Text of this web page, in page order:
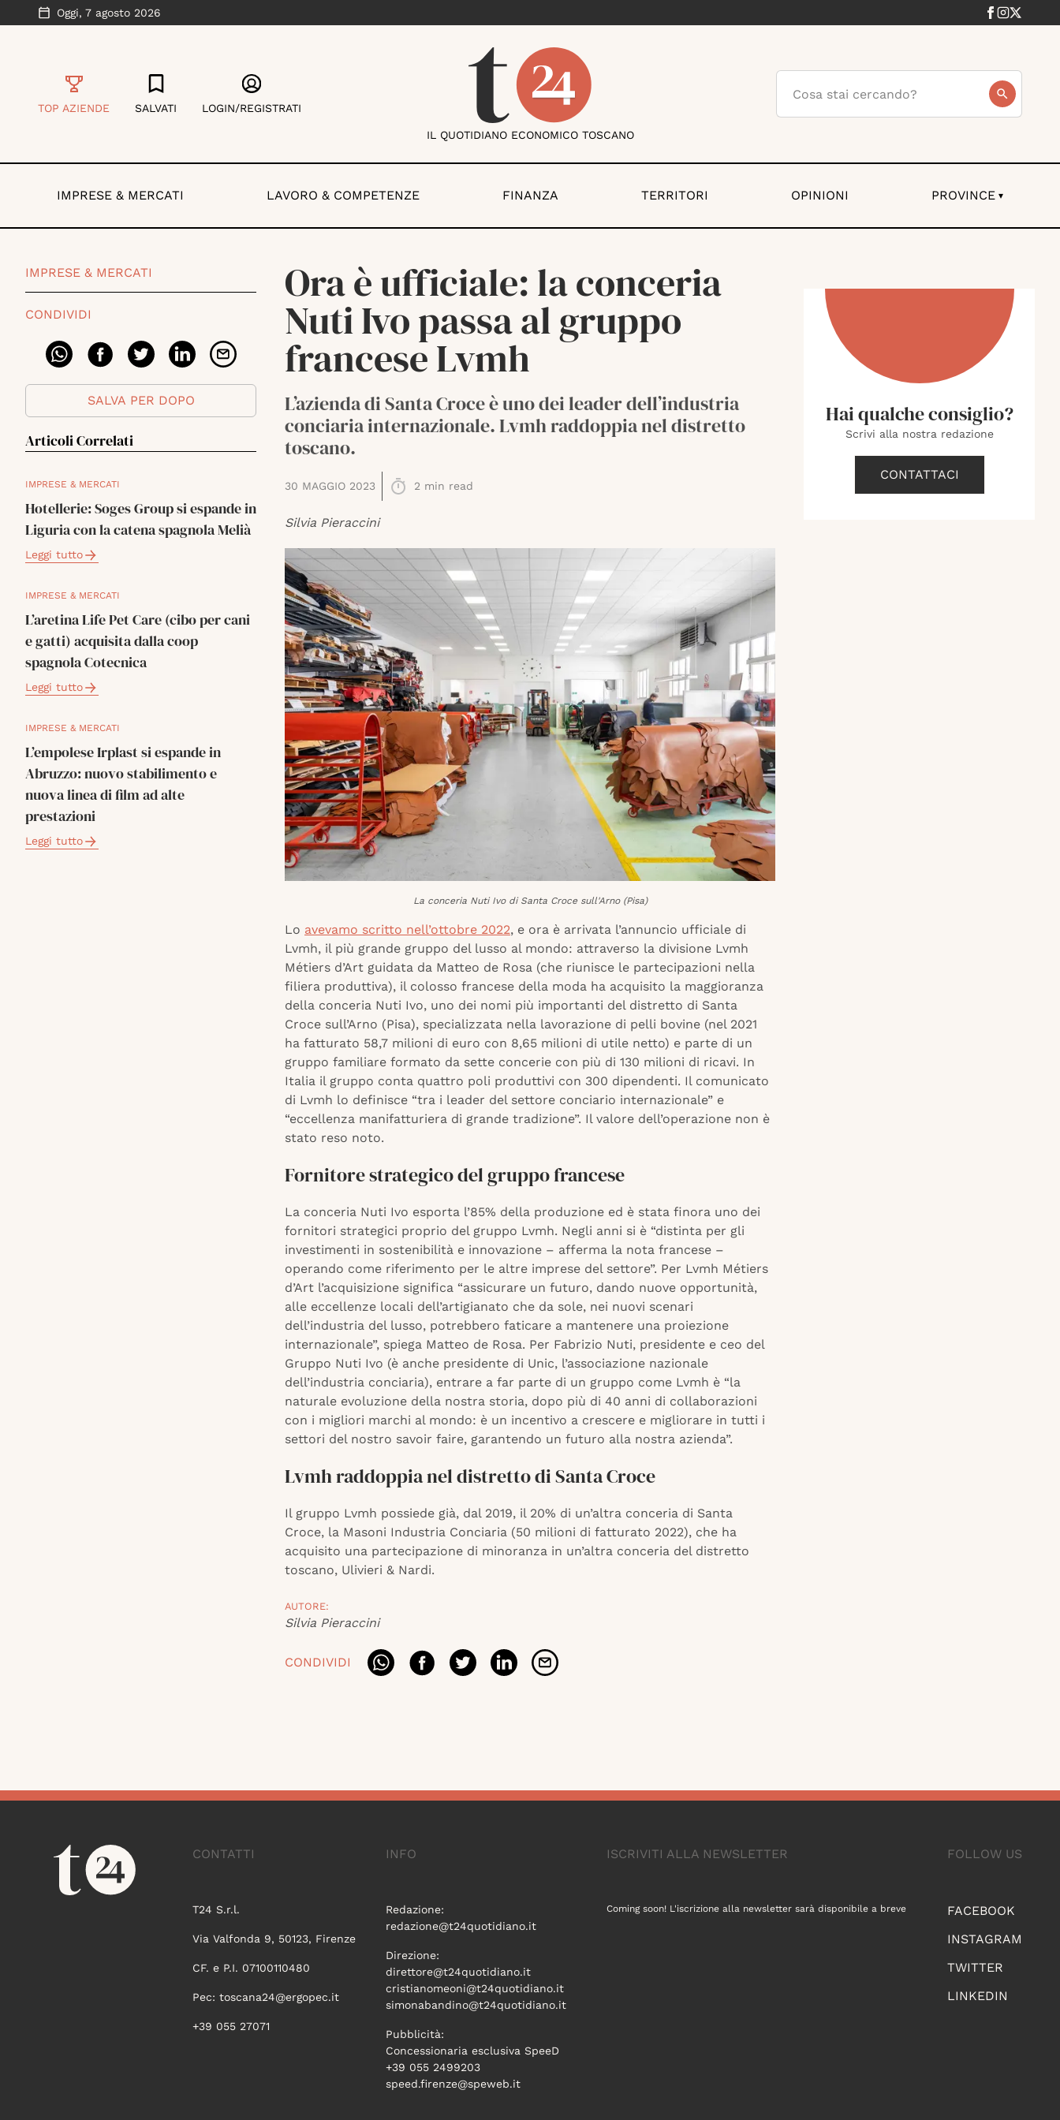
Oggi, 7 agosto 2026
TOP AZIENDE SALVATI LOGIN/REGISTRATI
IL QUOTIDIANO ECONOMICO TOSCANO
IMPRESE & MERCATI LAVORO & COMPETENZE FINANZA TERRITORI OPINIONI PROVINCE ▾
IMPRESE & MERCATI
CONDIVIDI
SALVA PER DOPO
Articoli Correlati
IMPRESE & MERCATI
Hotellerie: Soges Group si espande in
Liguria con la catena spagnola Melià
Leggi tutto
IMPRESE & MERCATI
L’aretina Life Pet Care (cibo per cani
e gatti) acquisita dalla coop
spagnola Cotecnica
Leggi tutto
IMPRESE & MERCATI
L’empolese Irplast si espande in
Abruzzo: nuovo stabilimento e
nuova linea di film ad alte
prestazioni
Leggi tutto
Ora è ufficiale: la conceria
Nuti Ivo passa al gruppo
francese Lvmh
L’azienda di Santa Croce è uno dei leader dell’industria
conciaria internazionale. Lvmh raddoppia nel distretto
toscano.
30 MAGGIO 2023 2 min read
Silvia Pieraccini
La conceria Nuti Ivo di Santa Croce sull'Arno (Pisa)
Lo avevamo scritto nell’ottobre 2022, e ora è arrivata l’annuncio ufficiale di
Lvmh, il più grande gruppo del lusso al mondo: attraverso la divisione Lvmh
Métiers d’Art guidata da Matteo de Rosa (che riunisce le partecipazioni nella
filiera produttiva), il colosso francese della moda ha acquisito la maggioranza
della conceria Nuti Ivo, uno dei nomi più importanti del distretto di Santa
Croce sull’Arno (Pisa), specializzata nella lavorazione di pelli bovine (nel 2021
ha fatturato 58,7 milioni di euro con 8,65 milioni di utile netto) e parte di un
gruppo familiare formato da sette concerie con più di 130 milioni di ricavi. In
Italia il gruppo conta quattro poli produttivi con 300 dipendenti. Il comunicato
di Lvmh lo definisce “tra i leader del settore conciario internazionale” e
“eccellenza manifatturiera di grande tradizione”. Il valore dell’operazione non è
stato reso noto.
Fornitore strategico del gruppo francese
La conceria Nuti Ivo esporta l’85% della produzione ed è stata finora uno dei
fornitori strategici proprio del gruppo Lvmh. Negli anni si è “distinta per gli
investimenti in sostenibilità e innovazione – afferma la nota francese –
operando come riferimento per le altre imprese del settore”. Per Lvmh Métiers
d’Art l’acquisizione significa “assicurare un futuro, dando nuove opportunità,
alle eccellenze locali dell’artigianato che da sole, nei nuovi scenari
dell’industria del lusso, potrebbero faticare a mantenere una proiezione
internazionale”, spiega Matteo de Rosa. Per Fabrizio Nuti, presidente e ceo del
Gruppo Nuti Ivo (è anche presidente di Unic, l’associazione nazionale
dell’industria conciaria), entrare a far parte di un gruppo come Lvmh è “la
naturale evoluzione della nostra storia, dopo più di 40 anni di collaborazioni
con i migliori marchi al mondo: è un incentivo a crescere e migliorare in tutti i
settori del nostro savoir faire, garantendo un futuro alla nostra azienda”.
Lvmh raddoppia nel distretto di Santa Croce
Il gruppo Lvmh possiede già, dal 2019, il 20% di un’altra conceria di Santa
Croce, la Masoni Industria Conciaria (50 milioni di fatturato 2022), che ha
acquisito una partecipazione di minoranza in un’altra conceria del distretto
toscano, Ulivieri & Nardi.
AUTORE:
Silvia Pieraccini
CONDIVIDI
Hai qualche consiglio?
Scrivi alla nostra redazione
CONTATTACI
CONTATTI
T24 S.r.l.
Via Valfonda 9, 50123, Firenze
CF. e P.I. 07100110480
Pec: toscana24@ergopec.it
+39 055 27071
INFO
Redazione:
redazione@t24quotidiano.it
Direzione:
direttore@t24quotidiano.it
cristianomeoni@t24quotidiano.it
simonabandino@t24quotidiano.it
Pubblicità:
Concessionaria esclusiva SpeeD
+39 055 2499203
speed.firenze@speweb.it
FOLLOW US
FACEBOOK
INSTAGRAM
TWITTER
LINKEDIN
ISCRIVITI ALLA NEWSLETTER
Coming soon! L'iscrizione alla newsletter sarà disponibile a breve